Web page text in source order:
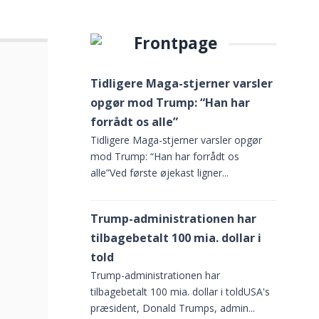
Frontpage
Tidligere Maga-stjerner varsler
opgør mod Trump: “Han har
forrådt os alle”
Tidligere Maga-stjerner varsler opgør
mod Trump: “Han har forrådt os
alle”Ved første øjekast ligner...
Trump-administrationen har
tilbagebetalt 100 mia. dollar i
told
Trump-administrationen har
tilbagebetalt 100 mia. dollar i toldUSA's
præsident, Donald Trumps, admin...